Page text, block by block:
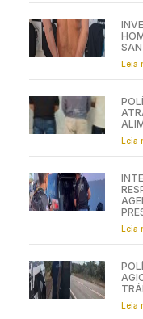
Leia
Leia
Leia
Leia